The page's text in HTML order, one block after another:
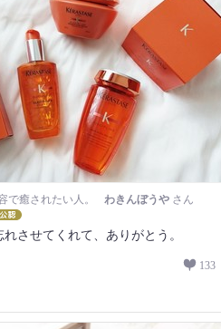
で癒されたい人。 わきんぼうや さん
れさせてくれて、ありがとう。
133